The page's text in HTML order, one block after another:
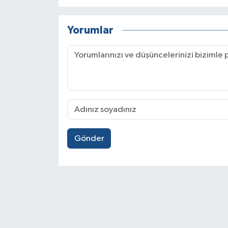
Yorumlar
Gönder